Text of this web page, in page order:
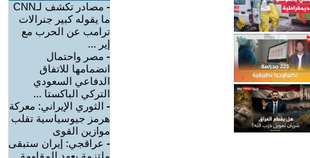
-
مصادر تكشف لـCNN
ما يقوله كبير جنرالات
ترامب عن الحرب مع
إير ...
- مصر واحتمال
انضمامها للاتفاق
الدفاعي السعودي
التركي الباكستا ...
- الثوري الإيراني: معركة
هرمز جيوسياسية تقلب
موازين القوى
- عراقجي: إيران ستبقى
ملتزمة بعهد المقاومة